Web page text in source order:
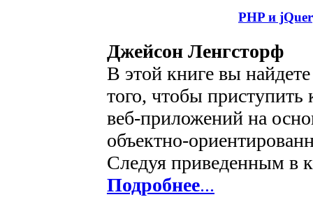
PHP и
Джейсон Ленгсторф
В этой книге вы
того, чтобы
веб-приложений на
объектно-
Следуя приведенным в
Подробнее...